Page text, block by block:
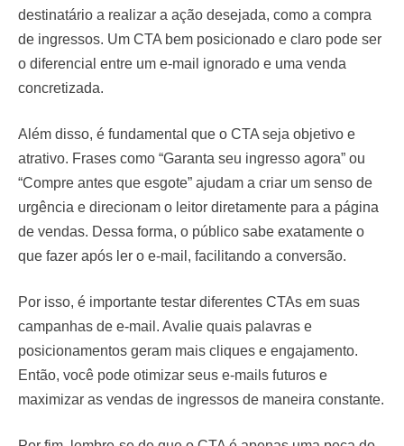
destinatário a realizar a ação desejada, como a compra
de ingressos. Um CTA bem posicionado e claro pode ser
o diferencial entre um e-mail ignorado e uma venda
concretizada.
Além disso, é fundamental que o CTA seja objetivo e
atrativo. Frases como “Garanta seu ingresso agora” ou
“Compre antes que esgote” ajudam a criar um senso de
urgência e direcionam o leitor diretamente para a página
de vendas. Dessa forma, o público sabe exatamente o
que fazer após ler o e-mail, facilitando a conversão.
Por isso, é importante testar diferentes CTAs em suas
campanhas de e-mail. Avalie quais palavras e
posicionamentos geram mais cliques e engajamento.
Então, você pode otimizar seus e-mails futuros e
maximizar as vendas de ingressos de maneira constante.